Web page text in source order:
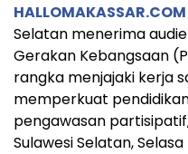
HALLOMAKASSAR.COM
Selatan menerima
Gerakan Kebangsaan
rangka menjajaki kerja
memperkuat
pengawasan
Sulawesi Selatan,